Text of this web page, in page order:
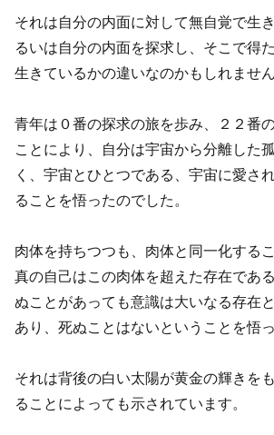
それは自分の内面に対して無自覚で生
るいは自分の内面を探求し、そこで得
生きているかの違いなのかもしれません
青年は０番の探求の旅を歩み、２２番
ことにより、自分は宇宙から分離した
く、宇宙とひとつである、宇宙に愛さ
ることを悟ったのでした。
肉体を持ちつつも、肉体と同一化する
真の自己はこの肉体を超えた存在であ
ぬことがあっても意識は大いなる存在
あり、死ぬことはないということを悟
それは背後の白い太陽が黄金の輝きを
ることによっても示されています。